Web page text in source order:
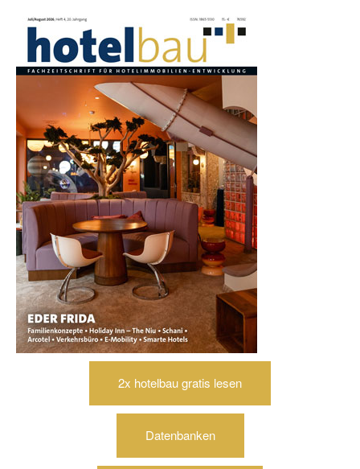
2x hotelbau gratis lesen
Datenbanken